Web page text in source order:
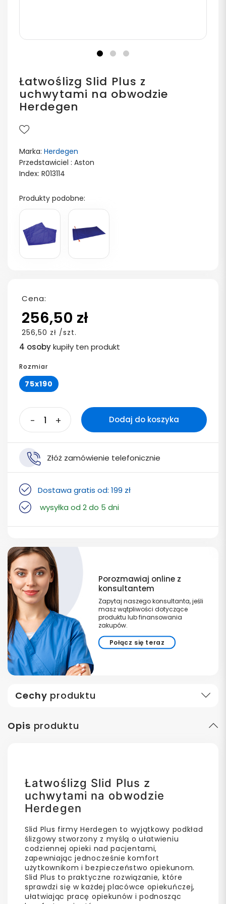
Łatwoślizg Slid Plus z
uchwytami na obwodzie
Herdegen
Marka: Herdegen
Przedstawiciel : Aston
Index: R013114
Produkty podobne:
Cena:
256,50 zł
256,50 zł /szt.
4 osobykupiły ten produkt
Rozmiar
75x190
- + Dodaj do koszyka
Złóż zamówienie telefonicznie
Dostawa gratis od: 199 zł
wysyłka od 2 do 5 dni
Porozmawiaj online z
konsultantem
Zapytaj naszego konsultanta, jeśli
masz wątpliwości dotyczące
produktu lub finansowania
zakupów.
Połącz się teraz
Cechy produktu
Opis produktu
Łatwoślizg Slid Plus z
uchwytami na obwodzie
Herdegen
Slid Plus firmy Herdegen to wyjątkowy podkład
ślizgowy stworzony z myślą o ułatwieniu
codziennej opieki nad pacjentami,
zapewniając jednocześnie komfort
użytkownikom i bezpieczeństwo opiekunom.
Slid Plus to praktyczne rozwiązanie, które
sprawdzi się w każdej placówce opiekuńczej,
ułatwiając pracę opiekunów i podnosząc